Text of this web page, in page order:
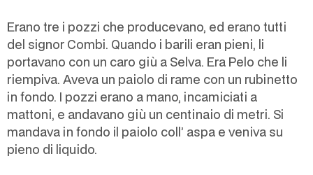
Erano tre i pozzi che producevano, ed erano tutti
del signor Combi. Quando i barili eran pieni, li
portavano con un caro giù a Selva. Era Pelo che li
riempiva. Aveva un paiolo di rame con un rubinetto
in fondo. I pozzi erano a mano, incamiciati a
mattoni, e andavano giù un centinaio di metri. Si
mandava in fondo il paiolo coll’ aspa e veniva su
pieno di liquido.